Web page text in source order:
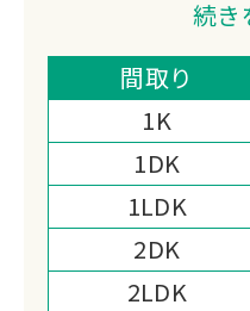
し、貴重品の捜
ートいたします。
生前整理や不用
会計と迅速対応
けるサービスを
続き
間取り
1K
1DK
1LDK
2DK
2LDK